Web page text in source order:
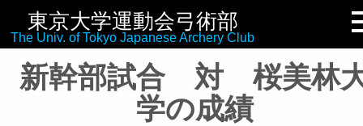
東京大学運動会弓術部
The Univ. of Tokyo Japanese Archery Club
リンク集
新幹部試合 対 桜美林
学の成績